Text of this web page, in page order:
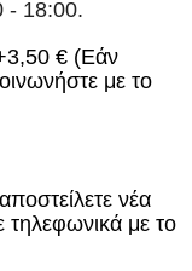
- 18:00.
€ (Εάν
με το
νέα
τηλεφωνικά με το